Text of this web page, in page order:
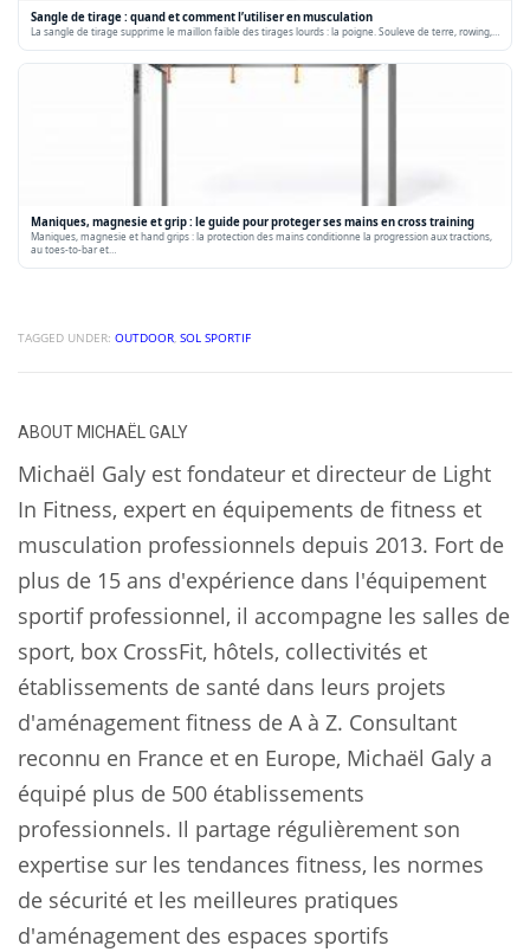
Sangle de tirage : quand et comment l’utiliser en musculation
La sangle de tirage supprime le maillon faible des tirages lourds : la poigne. Souleve de terre, rowing,…
Maniques, magnesie et grip : le guide pour proteger ses mains en cross training
Maniques, magnesie et hand grips : la protection des mains conditionne la progression aux tractions,
au toes-to-bar et…
TAGGED UNDER: OUTDOOR, SOL SPORTIF
ABOUT MICHAËL GALY
Michaël Galy est fondateur et directeur de Light
In Fitness, expert en équipements de fitness et
musculation professionnels depuis 2013. Fort de
plus de 15 ans d'expérience dans l'équipement
sportif professionnel, il accompagne les salles de
sport, box CrossFit, hôtels, collectivités et
établissements de santé dans leurs projets
d'aménagement fitness de A à Z. Consultant
reconnu en France et en Europe, Michaël Galy a
équipé plus de 500 établissements
professionnels. Il partage régulièrement son
expertise sur les tendances fitness, les normes
de sécurité et les meilleures pratiques
d'aménagement des espaces sportifs